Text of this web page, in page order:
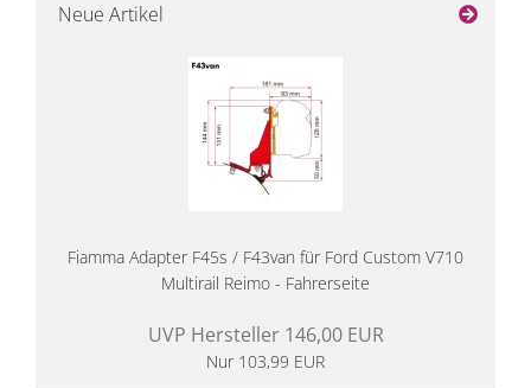
Neue Artikel
Fiamma Adapter F45s / F43van für Ford Custom V710
Multirail Reimo - Fahrerseite
UVP Hersteller 146,00 EUR
Nur 103,99 EUR